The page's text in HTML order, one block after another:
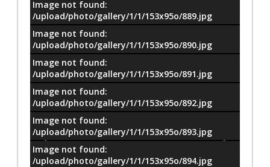
معلومات
Image not found:
/upload/photo/gallery/1/1/153x95o/889.jpg
Image not found:
/upload/photo/gallery/1/1/153x95o/890.jpg
Image not found:
/upload/photo/gallery/1/1/153x95o/891.jpg
Image not found:
/upload/photo/gallery/1/1/153x95o/892.jpg
Image not found:
/upload/photo/gallery/1/1/153x95o/893.jpg
Image not found:
/upload/photo/gallery/1/1/153x95o/894.jpg